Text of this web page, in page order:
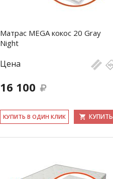
Матрас MEGA кокос 20 Gray
Night
Цена
16 100
КУ­ПИТЬ В ОДИН КЛИК КУПИТЬ